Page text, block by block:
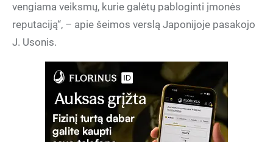
vengiama veiksmų, kurie galėtų pabloginti įmonės
reputaciją“, – apie šeimos verslą Japonijoje pasakojo
J. Usonis.